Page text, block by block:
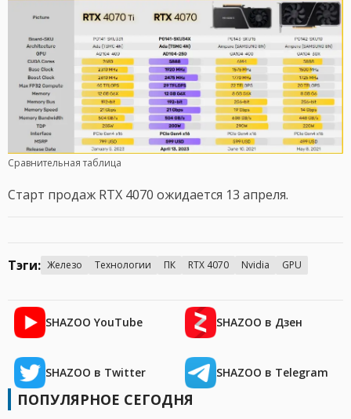
Сравнительная таблица
Старт продаж RTX 4070 ожидается 13 апреля.
Тэги: Железо Технологии ПК RTX 4070 Nvidia GPU
SHAZOO YouTube SHAZOO в Дзен
SHAZOO в Twitter SHAZOO в Telegram
ПОПУЛЯРНОЕ СЕГОДНЯ